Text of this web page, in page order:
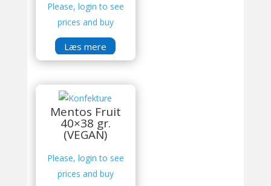
Please, login to see
prices and buy
Læs mere
Mentos Fruit
40×38 gr.
(VEGAN)
Please, login to see
prices and buy